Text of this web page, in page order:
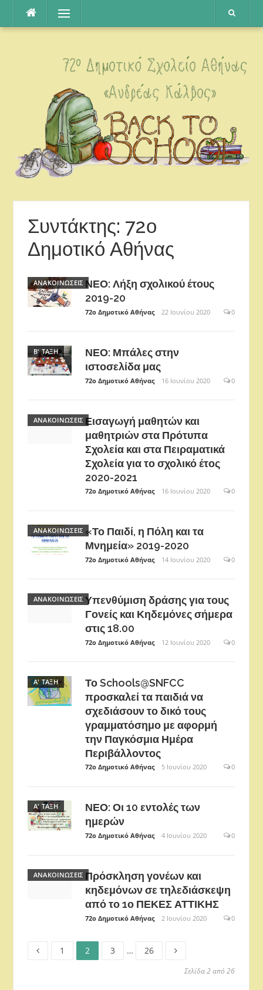
Μετάβαση
περιεχόμενο
Μενού
Συντάκτης: 72ο
Δημοτικό Αθήνας
ΑΝΑΚΟΙΝΏΣΕΙΣ ΝΕΟ: Λήξη σχολικού έτους
2019-20
72ο Δημοτικό Αθήνας 22 Ιουνίου 2020 0
Β' ΤΆΞΗ
ΝΕΟ: Μπάλες στην
ιστοσελίδα μας
72ο Δημοτικό Αθήνας 16 Ιουνίου 2020 0
ΑΝΑΚΟΙΝΏΣΕΙΣ Εισαγωγή μαθητών και
μαθητριών στα Πρότυπα
Σχολεία και στα Πειραματικά
Σχολεία για το σχολικό έτος
2020-2021
72ο Δημοτικό Αθήνας 16 Ιουνίου 2020 0
ΑΝΑΚΟΙΝΏΣΕΙΣ «Το Παιδί, η Πόλη και τα
Μνημεία» 2019-2020
72ο Δημοτικό Αθήνας 14 Ιουνίου 2020 0
ΑΝΑΚΟΙΝΏΣΕΙΣ Υπενθύμιση δράσης για τους
Γονείς και Κηδεμόνες σήμερα
στις 18.00
72ο Δημοτικό Αθήνας 12 Ιουνίου 2020 0
Α' ΤΆΞΗ
Το Schools@SNFCC
προσκαλεί τα παιδιά να
σχεδιάσουν το δικό τους
γραμματόσημο με αφορμή
την Παγκόσμια Ημέρα
Περιβάλλοντος
72ο Δημοτικό Αθήνας 5 Ιουνίου 2020 0
Α' ΤΆΞΗ
ΝΕΟ: Οι 10 εντολές των
ημερών
72ο Δημοτικό Αθήνας 4 Ιουνίου 2020 0
ΑΝΑΚΟΙΝΏΣΕΙΣ Πρόσκληση γονέων και
κηδεμόνων σε τηλεδιάσκεψη
από το 1ο ΠΕΚΕΣ ΑΤΤΙΚΗΣ
72ο Δημοτικό Αθήνας 2 Ιουνίου 2020 0
Πλοήγηση
Σελίδα
1 Σελίδα
2 Σελίδα
3 … Σελίδα
26
Σελίδα 2 από 26